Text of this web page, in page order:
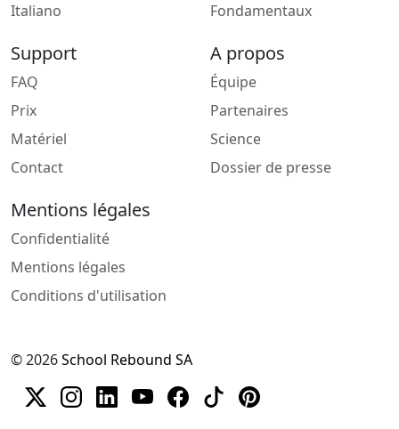
Italiano
Fondamentaux
Support
FAQ
Prix
Matériel
Contact
A propos
Équipe
Partenaires
Science
Dossier de presse
Mentions légales
Confidentialité
Mentions légales
Conditions d'utilisation
© 2026School Rebound SA